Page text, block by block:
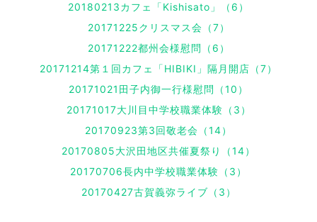
20180213カフェ「Kishisato」（6）
20171225クリスマス会（7）
20171222都州会様慰問（6）
20171214第１回カフェ「HIBIKI」隔月開店（7）
20171021田子内御一行様慰問（10）
20171017大川目中学校職業体験（3）
20170923第3回敬老会（14）
20170805大沢田地区共催夏祭り（14）
20170706長内中学校職業体験（3）
20170427古賀義弥ライブ（3）